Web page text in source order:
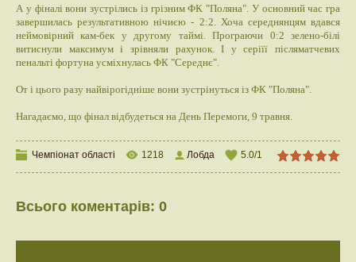
А у фіналі вони зустрілись із грізним ФК "Поляна". У основний час гра
завершилась результативною нічиєю - 2:2. Хоча середнянцям вдався
неймовірний кам-бек у другому таймі. Програючи 0:2 зелено-білі
витиснули максимум і зрівняли рахунок. І у серіїї післяматчевих
пенальті фортуна усміхнулась ФК "Середнє".
От і цього разу найвірогідніше вони зустрінуться із ФК "Поляна".
Нагадаємо, що фінал відбудеться на День Перемоги, 9 травня.
Чемпіонат області 1218 Лобда 5.0/1
Всього коментарів: 0